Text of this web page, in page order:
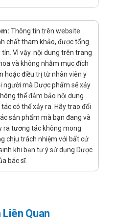
vẫn còn. Tối đa liều dùng là
tiên và 20 mg/ngày trong
Sử dụng đồng thời với
tăng nguy cơ chảy máu.
Aspirin và Clopidogrel khi
nguy cơ chảy máu.
(NSAIDs): Sử dụng cùng
chảy máu.
chọn lọc (SSRIs): Dùng
tăng nguy cơ chảy máu
Xabantk 15mg
nhân rung nhĩ không do bệnh
Thông tin trên website
chất tham khảo, được tổng
Vì vậy. nội dung trên trang
và không nhằm mục đích
hoặc điều trị từ nhân viên y
người mà Dược phẩm sẽ xảy
thể đảm bảo nội dung
có thể xảy ra. Hãy trao đổi
sản phẩm mà bạn đang và
ra tương tác không mong
chịu trách nhiệm với bất cứ
khi bạn tự ý sử dụng Dược
bác sĩ.
Liên Quan